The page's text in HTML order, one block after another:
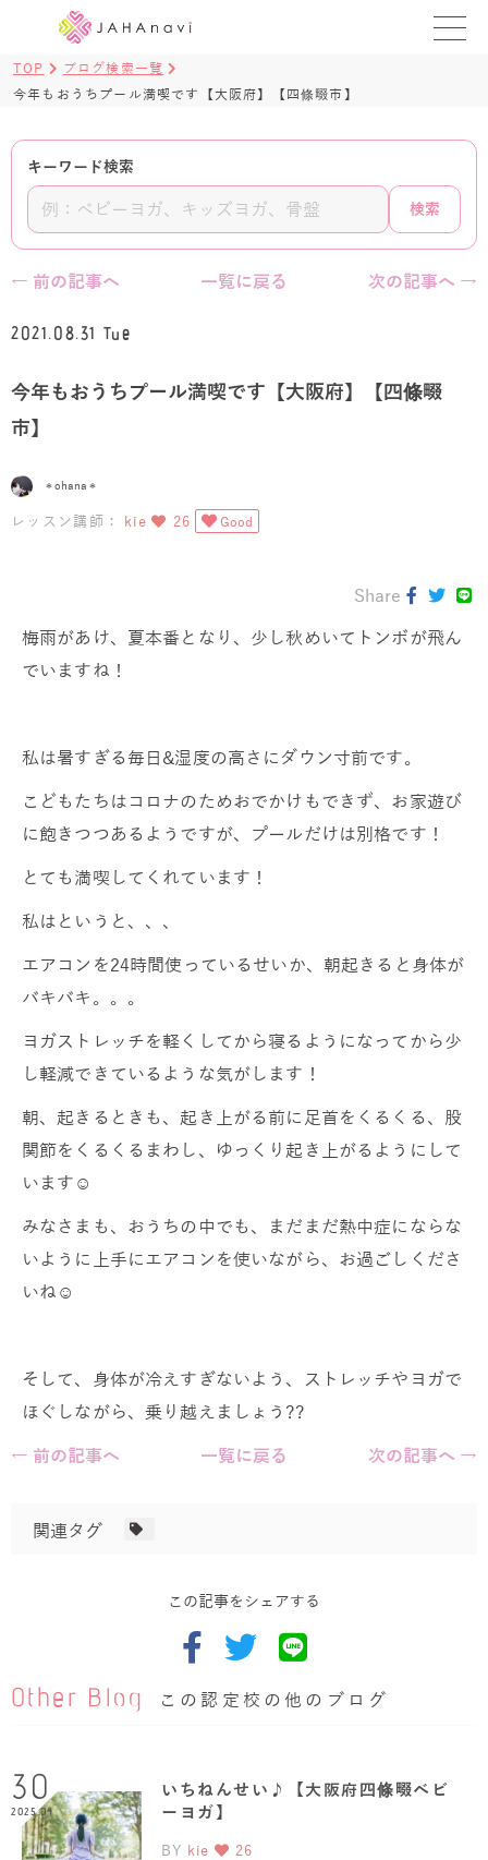
レッスンを探す
BLOG
ヨガ資格講座 ›
TOP
ブログ検索一覧
今年もおうちプール満喫です【大阪府】【四條畷市】
キーワード検索
検索
← 前の記事へ 一覧に戻る 次の記事へ →
2021.08.31 Tue
今年もおうちプール満喫です【大阪府】【四條畷
市】
＊ohana＊
レッスン講師： kie 26 Good
Share
梅雨があけ、夏本番となり、少し秋めいてトンボが飛ん
でいますね！
私は暑すぎる毎日&湿度の高さにダウン寸前です。
こどもたちはコロナのためおでかけもできず、お家遊び
に飽きつつあるようですが、プールだけは別格です！
とても満喫してくれています！
私はというと、、、
エアコンを24時間使っているせいか、朝起きると身体が
バキバキ。。。
ヨガストレッチを軽くしてから寝るようになってから少
し軽減できているような気がします！
朝、起きるときも、起き上がる前に足首をくるくる、股
関節をくるくるまわし、ゆっくり起き上がるようにして
います☺️
みなさまも、おうちの中でも、まだまだ熱中症にならな
いように上手にエアコンを使いながら、お過ごしくださ
いね☺️
そして、身体が冷えすぎないよう、ストレッチやヨガで
ほぐしながら、乗り越えましょう??
← 前の記事へ
一覧に戻る 次の記事へ →
関連タグ
この記事をシェアする
Other Blog この認定校の他のブログ
30
2025.04
いちねんせい♪【大阪府四條畷ベビ
ーヨガ】
BY kie 26